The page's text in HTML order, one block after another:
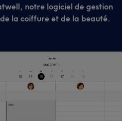
notre logiciel de gestion
la coiffure et de la beauté.